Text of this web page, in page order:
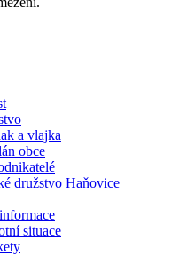
a vlajka
obce
družstvo Haňovice
situace